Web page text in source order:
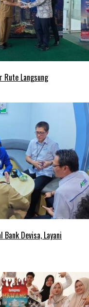
Rute Langsung
Devisa, Layani